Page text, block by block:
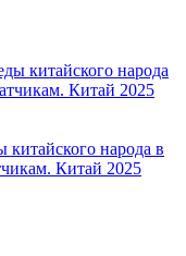
народа в
Китай 2025